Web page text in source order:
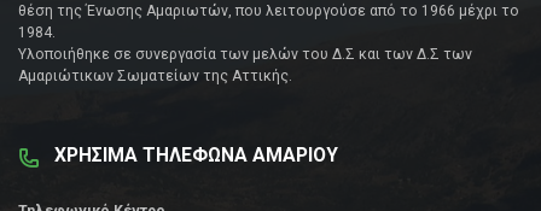
θέση της Ένωσης Αμαριωτών, που λειτουργούσε από το 1966 μέχρι το
1984.
Υλοποιήθηκε σε συνεργασία των μελών του Δ.Σ και των Δ.Σ των
Αμαριώτικων Σωματείων της Αττικής.
ΧΡΗΣΙΜΑ ΤΗΛΕΦΩΝΑ ΑΜΑΡΙΟΥ